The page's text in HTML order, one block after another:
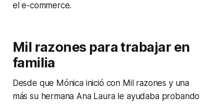
el e-commerce.
Mil razones para trabajar en
familia
Desde que Mónica inició con Mil razones y una
más su hermana Ana Laura le ayudaba probando